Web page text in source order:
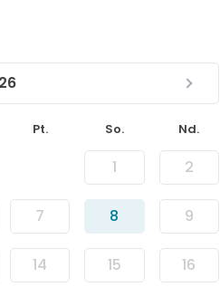
Pt. So. Nd.
1 2
7 8 9
14 15 16